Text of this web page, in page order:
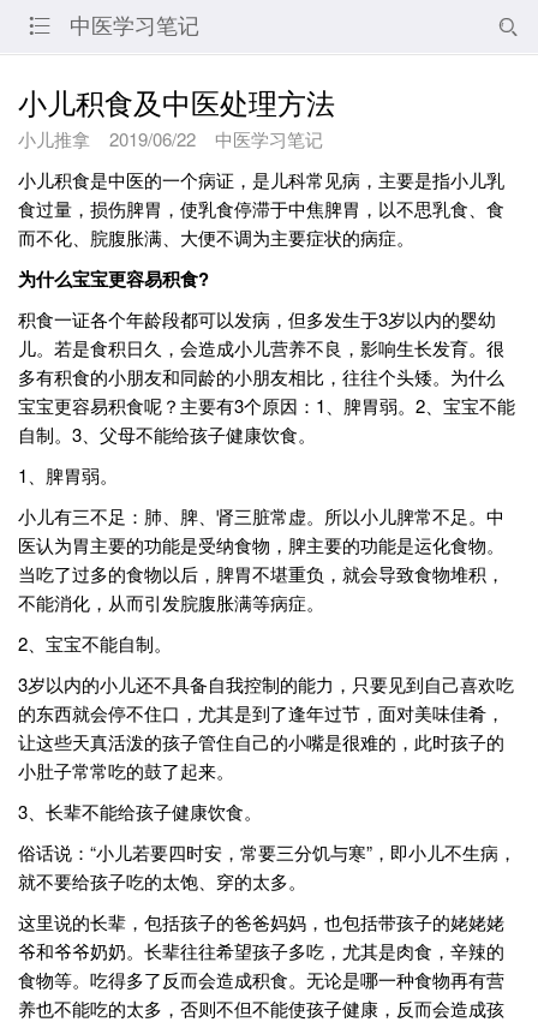
 中医学习笔记 
小儿积食及中医处理方法
小儿推拿 2019/06/22
中医学习笔记
小儿积食是中医的一个病证，是儿科常见病，主要是指小儿乳
食过量，损伤脾胃，使乳食停滞于中焦脾胃，以不思乳食、食
而不化、脘腹胀满、大便不调为主要症状的病症。
为什么宝宝更容易积食?
积食一证各个年龄段都可以发病，但多发生于3岁以内的婴幼
儿。若是食积日久，会造成小儿营养不良，影响生长发育。很
多有积食的小朋友和同龄的小朋友相比，往往个头矮。为什么
宝宝更容易积食呢？主要有3个原因：1、脾胃弱。2、宝宝不能
自制。3、父母不能给孩子健康饮食。
1、脾胃弱。
小儿有三不足：肺、脾、肾三脏常虚。所以小儿脾常不足。中
医认为胃主要的功能是受纳食物，脾主要的功能是运化食物。
当吃了过多的食物以后，脾胃不堪重负，就会导致食物堆积，
不能消化，从而引发脘腹胀满等病症。
2、宝宝不能自制。
3岁以内的小儿还不具备自我控制的能力，只要见到自己喜欢吃
的东西就会停不住口，尤其是到了逢年过节，面对美味佳肴，
让这些天真活泼的孩子管住自己的小嘴是很难的，此时孩子的
小肚子常常吃的鼓了起来。
3、长辈不能给孩子健康饮食。
俗话说：“小儿若要四时安，常要三分饥与寒”，即小儿不生病，
就不要给孩子吃的太饱、穿的太多。
这里说的长辈，包括孩子的爸爸妈妈，也包括带孩子的姥姥姥
爷和爷爷奶奶。长辈往往希望孩子多吃，尤其是肉食，辛辣的
食物等。吃得多了反而会造成积食。无论是哪一种食物再有营
养也不能吃的太多，否则不但不能使孩子健康，反而会造成孩